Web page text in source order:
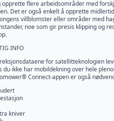
opprette flere arbeidsområder med
Det er også enkelt å opprette
villblomster eller områder med
noe som gir presis klipping og
INFO
for satellitteknologien
du ikke har mobildekning over hele
Connect-appen er også
kniver